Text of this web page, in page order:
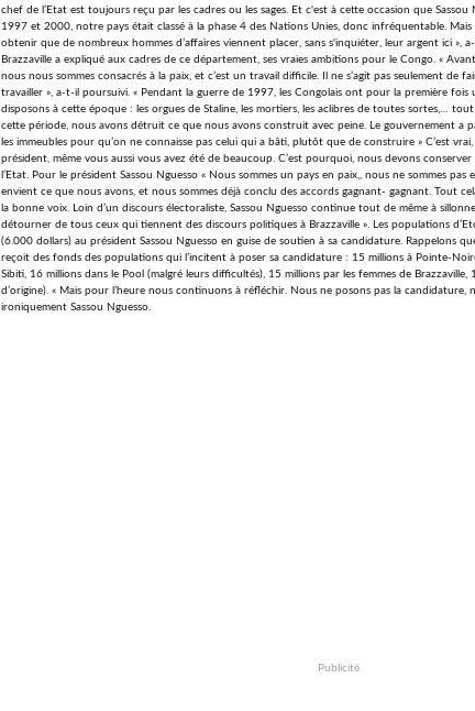
chef de l’Etat est toujours reçu par les cadres ou les sages. Et c'est à cette occasion que
1997 et 2000, notre pays était classé à la phase 4 des Nations Unies, donc infréquentable. Mais
obtenir que de nombreux hommes d’affaires viennent placer, sans s'inquiéter, leur argent ici »,
Brazzaville a expliqué aux cadres de ce département, ses vraies ambitions pour le Congo. «
nous nous sommes consacrés à la paix, et c’est un travail difficile. Il ne s’agit pas seulement de
travailler », a-t-il poursuivi. « Pendant la guerre de 1997, les Congolais ont pour la première fois
disposons à cette époque : les orgues de Staline, les mortiers, les aclibres de toutes sortes,…
cette période, nous avons détruit ce que nous avons construit avec peine. Le gouvernement a
les immeubles pour qu’on ne connaisse pas celui qui a bâti, plutôt que de construire » C’est
président, même vous aussi vous avez été de beaucoup. C’est pourquoi, nous devons
l’Etat. Pour le président Sassou Nguesso « Nous sommes un pays en paix,, nous ne sommes pas
envient ce que nous avons, et nous sommes déjà conclu des accords gagnant- gagnant. Tout
la bonne voix. Loin d’un discours électoraliste, Sassou Nguesso continue tout de même à
détourner de tous ceux qui tiennent des discours politiques à Brazzaville ». Les populations
(6.000 dollars) au président Sassou Nguesso en guise de soutien à sa candidature. Rappelons
reçoit des fonds des populations qui l’incitent à poser sa candidature : 15 millions à Pointe-
Sibiti, 16 millions dans le Pool (malgré leurs difficultés), 15 millions par les femmes de
d’origine). « Mais pour l’heure nous continuons à réfléchir. Nous ne posons pas la candidature,
ironiquement Sassou Nguesso.
Publicité